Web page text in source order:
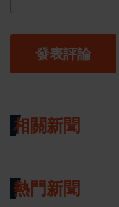
發表評論
相關新聞
熱門新聞